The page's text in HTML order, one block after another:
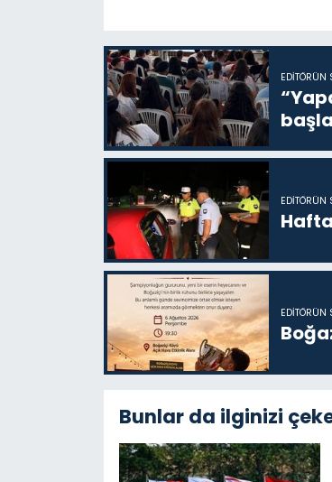
EDITÖRÜN
EDITÖRÜN
EDITÖRÜN
Bunlar da ilginizi